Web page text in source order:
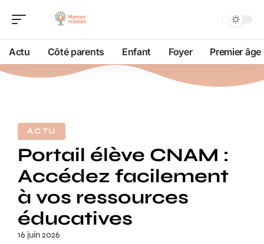
Actu Côté parents Enfant Foyer Premier âge
ACTU
Portail élève CNAM :
Accédez facilement
à vos ressources
éducatives
16 juin 2026